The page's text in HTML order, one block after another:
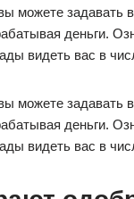
можете задавать
деньги.
видеть вас в
можете задавать
деньги.
видеть вас в